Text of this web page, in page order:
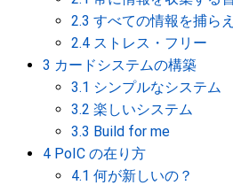
2.3 すべての情報を捕ら
2.4 ストレス・フリー
3 カードシステムの構築
3.1 シンプルなシステム
3.2 楽しいシステム
3.3 Build for me
4 PoIC の在り方
4.1 何が新しいの？